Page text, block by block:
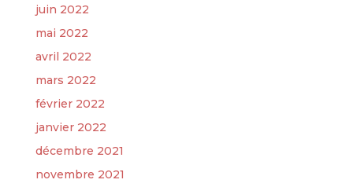
juin 2022
mai 2022
avril 2022
mars 2022
février 2022
janvier 2022
décembre 2021
novembre 2021